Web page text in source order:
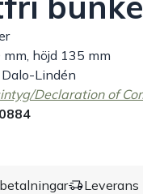
höjd 135 mm
Dalo-Lindén
Declaration of
Leverans